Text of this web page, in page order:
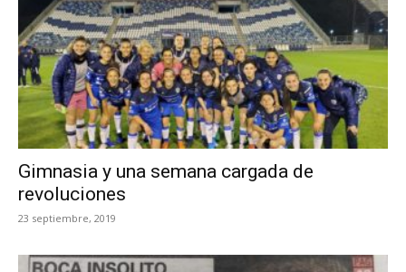
Gimnasia y una semana cargada de
revoluciones
23 septiembre, 2019